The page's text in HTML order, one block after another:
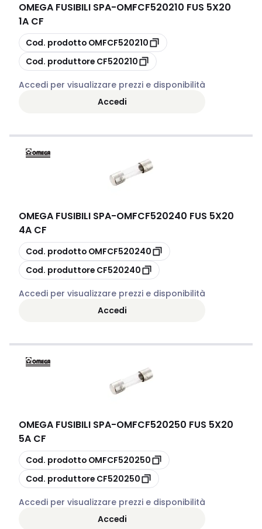
OMEGA FUSIBILI SPA-OMFCF520210 FUS 5X20
1A CF
copia
Cod. prodotto OMFCF520210
copia
Cod. produttore CF520210
Accedi per visualizzare prezzi e disponibilità
Accedi
OMEGA FUSIBILI SPA-OMFCF520240 FUS 5X20
4A CF
copia
Cod. prodotto OMFCF520240
copia
Cod. produttore CF520240
Accedi per visualizzare prezzi e disponibilità
Accedi
OMEGA FUSIBILI SPA-OMFCF520250 FUS 5X20
5A CF
copia
Cod. prodotto OMFCF520250
copia
Cod. produttore CF520250
Accedi per visualizzare prezzi e disponibilità
Accedi